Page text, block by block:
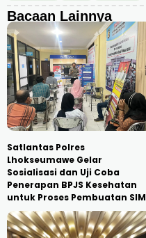
Bacaan Lainnya
Satlantas Polres
Lhokseumawe Gelar
Sosialisasi dan Uji Coba
Penerapan BPJS Kesehatan
untuk Proses Pembuatan SIM